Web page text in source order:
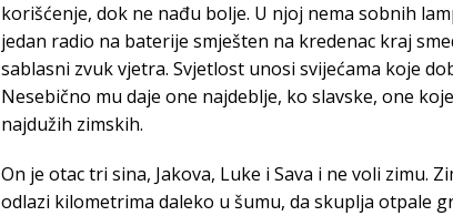
korišćenje, dok ne nađu bolje. U njoj nema sobnih
jedan radio na baterije smješten na kredenac kraj
sablasni zvuk vjetra. Svjetlost unosi svijećama koje
Nesebično mu daje one najdeblje, ko slavske, one
najdužih zimskih.
On je otac tri sina, Jakova, Luke i Sava i ne voli zimu.
odlazi kilometrima daleko u šumu, da skuplja otpale